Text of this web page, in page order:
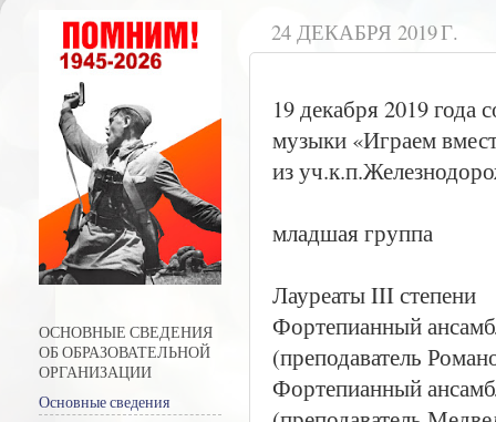
24 ДЕКАБРЯ 2019 Г.
19 декабря 2019 года
музыки «Играем
из
младшая группа
Лауреаты III степени
Фортепианный
(преподаватель
Фортепианный
ОСНОВНЫЕ СВЕДЕНИЯ
ОБ ОБРАЗОВАТЕЛЬНОЙ
ОРГАНИЗАЦИИ
Основные сведения